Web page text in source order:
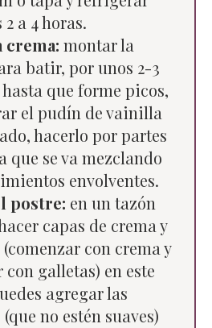
a 4 horas.
crema: montar la
batir, por unos 2-3
que forme picos,
el pudín de vainilla
hacerlo por partes
que se va mezclando
envolventes.
postre: en un tazón
capas de crema y
con crema y
galletas) en este
agregar las
no estén suaves)